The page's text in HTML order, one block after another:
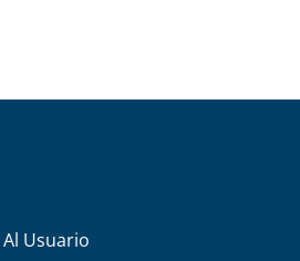
Usuario